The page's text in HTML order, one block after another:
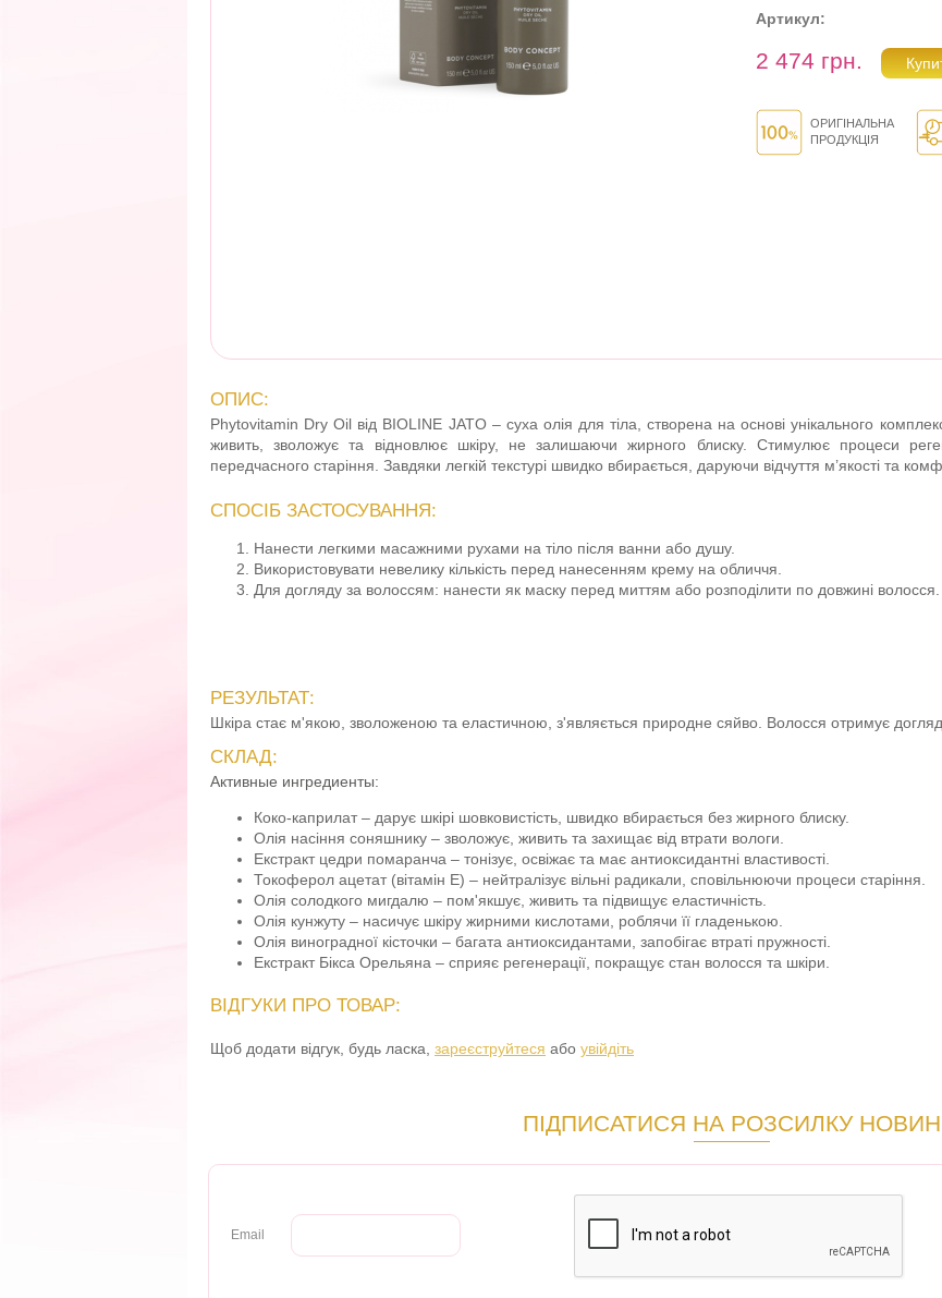
Артикул:
2 474 грн.
ОРИГІНАЛЬНА
ПРОДУКЦІЯ
ОПИС:
Phytovitamin Dry Oil від BIOLINE JATO– суха олія для тіла, створена на основі унікального
живить, зволожує та відновлює шкіру, не залишаючи жирного блиску. Стимулює процеси
передчасного старіння. Завдяки легкій текстурі швидко вбирається, даруючи відчуття м’якості та
СПОСІБ ЗАСТОСУВАННЯ:
Нанести легкими масажними рухами на тіло після ванни або душу.
Використовувати невелику кількість перед нанесенням крему на обличчя.
Для догляду за волоссям: нанести як маску перед миттям або розподілити по довжині волосся.
РЕЗУЛЬТАТ:
Шкіра стає м'якою, зволоженою та еластичною, з'являється природне сяйво. Волосся отримує
СКЛАД:
Активные ингредиенты:
Коко-каприлат – дарує шкірі шовковистість, швидко вбирається без жирного блиску.
Олія насіння соняшнику – зволожує, живить та захищає від втрати вологи.
Екстракт цедри помаранча – тонізує, освіжає та має антиоксидантні властивості.
Токоферол ацетат (вітамін Е) – нейтралізує вільні радикали, сповільнюючи процеси старіння.
Олія солодкого мигдалю – пом'якшує, живить та підвищує еластичність.
Олія кунжуту – насичує шкіру жирними кислотами, роблячи її гладенькою.
Олія виноградної кісточки – багата антиоксидантами, запобігає втраті пружності.
Екстракт Бікса Орельяна – сприяє регенерації, покращує стан волосся та шкіри.
ВІДГУКИ ПРО ТОВАР:
Щоб додати відгук, будь ласка, зареєструйтеся або увійдіть
ПІДПИСАТИСЯ НА РОЗСИЛКУ НОВИН
Email